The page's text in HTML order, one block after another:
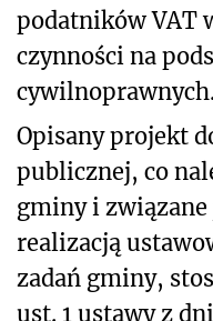
podatników VAT
czynności na
cywilnoprawnych.
Opisany projekt
publicznej, co
gminy i
realizacją
zadań gminy,
ust. 1 ustawy z